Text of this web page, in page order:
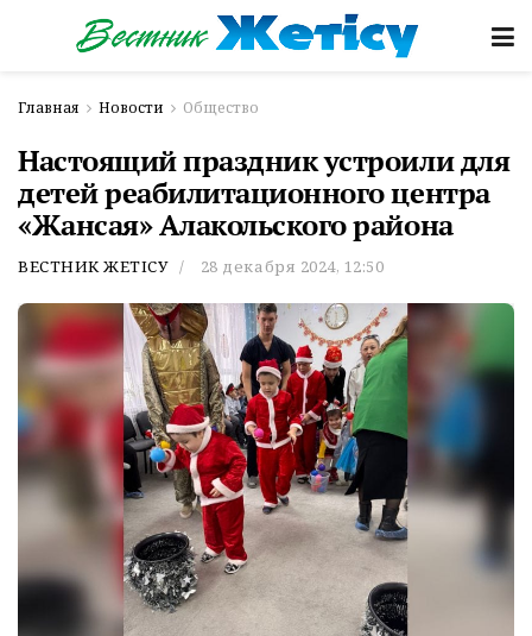
Главная Новости Общество
Настоящий праздник устроили для
детей реабилитационного центра
«Жансая» Алакольского района
ВЕСТНИК ЖЕТІСУ 28 декабря 2024, 12:50